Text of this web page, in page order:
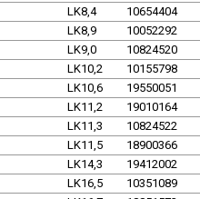
LK8,4 10654404
LK8,9 10052292
LK9,0 10824520
LK10,2 10155798
LK10,6 19550051
LK11,2 19010164
LK11,3 10824522
LK11,5 18900366
LK14,3 19412002
LK16,5 10351089